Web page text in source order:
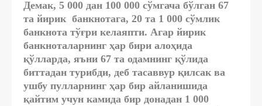
Демак, 5 000 дан 100 000 сўмгача бўлган 67
та йирик банкнотага, 20 та 1 000 сўмлик
банкнота тўғри келаяпти. Агар йирик
банкноталарнинг ҳар бири алоҳида
қўлларда, яъни 67 та одамнинг қўлида
биттадан турибди, деб тасаввур қилсак ва
ушбу пулларнинг ҳар бир айланишида
қайтим учун камида бир донадан 1 000